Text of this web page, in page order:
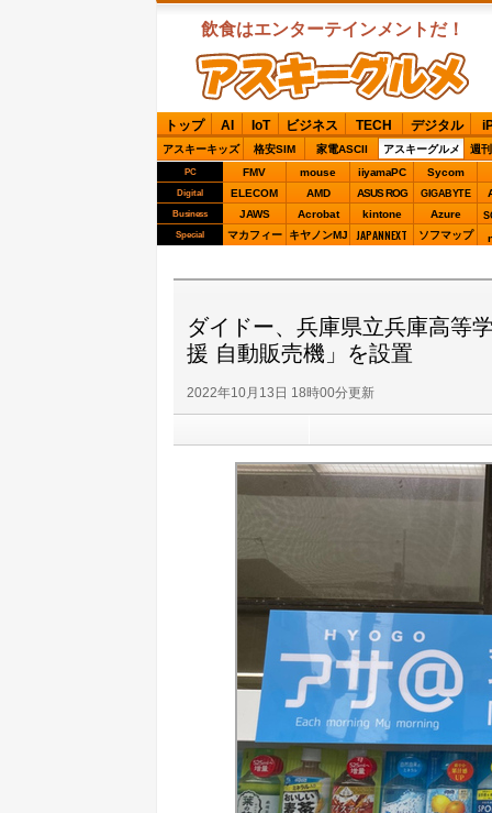
飲食はエンターテインメントだ！
ASCIIグルメ
トップ AI IoT ビジネス TECH デジタル
アスキーキッズ 格安SIM 家電ASCII アスキーグルメ 週
PC FMV mouse iiyamaPC Sycom
Digital ELECOM AMD ASUS ROG GIGABYTE
Business JAWS Acrobat kintone Azure
Special マカフィー キヤノンMJ JAPANNEXT ソフマップ
ダイドー、兵庫県立兵庫高等
援 自動販売機」を設置
2022年10月13日 18時00分更新